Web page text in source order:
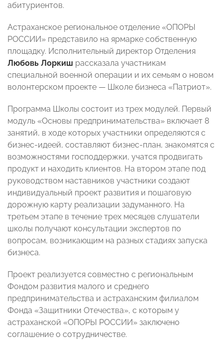
абитуриентов.
Астраханское региональное отделение «ОПОРЫ
РОССИИ» представило на ярмарке собственную
площадку. Исполнительный директор Отделения
Любовь Лоркиш рассказала участникам
специальной военной операции и их семьям о новом
волонтерском проекте — Школе бизнеса «Патриот».
Программа Школы состоит из трех модулей. Первый
модуль «Основы предпринимательства» включает 8
занятий, в ходе которых участники определяются с
бизнес-идеей, составляют бизнес-план, знакомятся с
возможностями господдержки, учатся продвигать
продукт и находить клиентов. На втором этапе под
руководством наставников участники создают
индивидуальный проект развития и пошаговую
дорожную карту реализации задуманного. На
третьем этапе в течение трех месяцев слушатели
школы получают консультации экспертов по
вопросам, возникающим на разных стадиях запуска
бизнеса.
Проект реализуется совместно с региональным
Фондом развития малого и среднего
предпринимательства и астраханским филиалом
Фонда «Защитники Отечества», с которым у
астраханской «ОПОРЫ РОССИИ» заключено
соглашение о сотрудничестве.